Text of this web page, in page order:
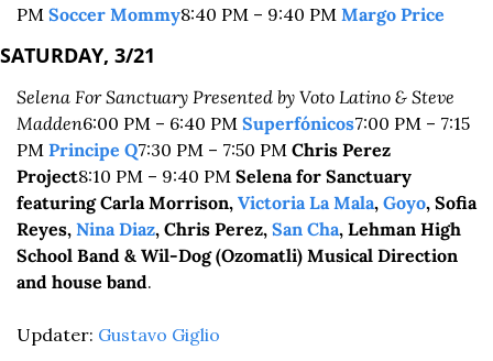
PM Soccer Mommy8:40 PM – 9:40 PM Margo Price
SATURDAY, 3/21
Selena For Sanctuary Presented by Voto Latino & Steve
Madden6:00 PM – 6:40 PM Superfónicos7:00 PM – 7:15
PM Principe Q7:30 PM – 7:50 PM Chris Perez
Project8:10 PM – 9:40 PM Selena for Sanctuary
featuring Carla Morrison, Victoria La Mala, Goyo, Sofia
Reyes, Nina Diaz, Chris Perez, San Cha, Lehman High
School Band & Wil-Dog (Ozomatli) Musical Direction
and house band.
Updater: Gustavo Giglio